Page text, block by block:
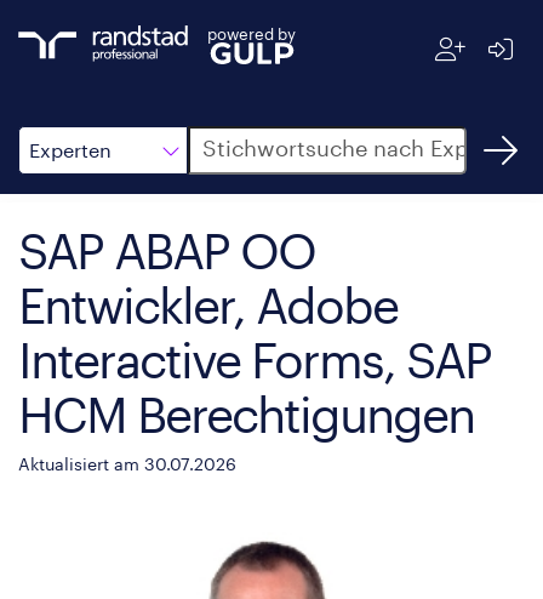
powered by
Experten
Suche
SAP ABAP OO
Entwickler, Adobe
Interactive Forms, SAP
HCM Berechtigungen
Aktualisiert am 30.07.2026